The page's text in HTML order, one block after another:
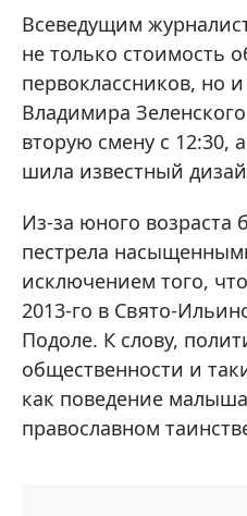
Всеведущим
не только стоимость
первоклассников, но
Владимира
вторую смену с 12:30,
шила известный
Из-за юного возраста
пестрела
исключением того,
2013-го в Свято-
Подоле. К слову,
общественности и
как поведение
православном